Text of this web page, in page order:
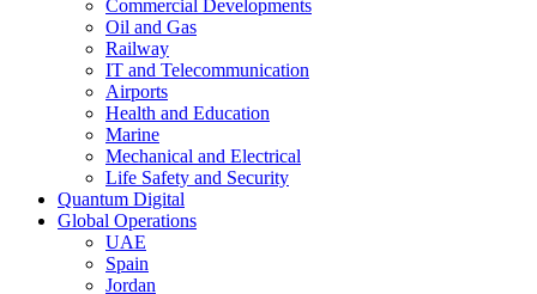
Commercial Developments
Oil and Gas
Railway
IT and Telecommunication
Airports
Health and Education
Marine
Mechanical and Electrical
Life Safety and Security
Quantum Digital
Global Operations
UAE
Spain
Jordan